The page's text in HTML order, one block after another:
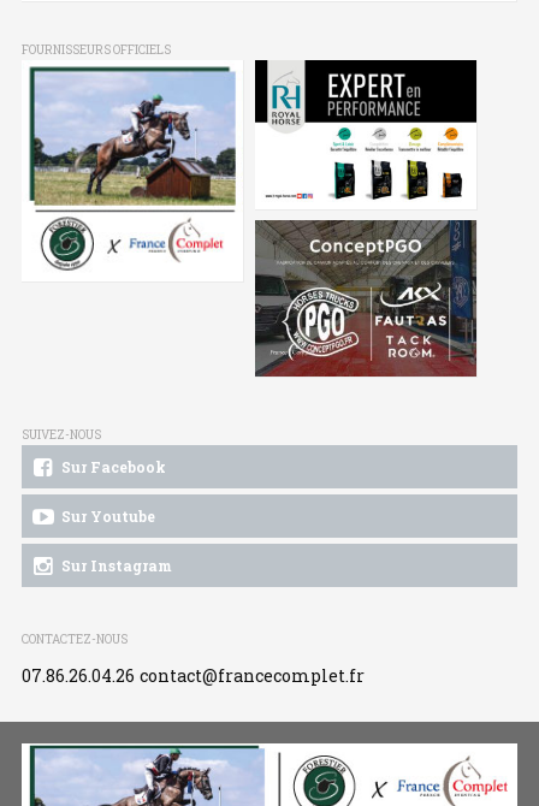
FOURNISSEURS OFFICIELS
SUIVEZ-NOUS
Sur Facebook
Sur Youtube
Sur Instagram
CONTACTEZ-NOUS
07.86.26.04.26 contact@francecomplet.fr